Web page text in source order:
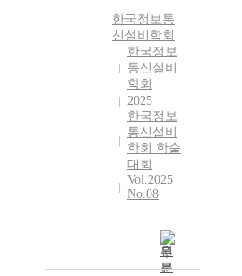
한국정보통
신설비학회
한국정보
통신설비
학회
2025
한국정보
통신설비
학회 학술
대회
Vol.2025
No.08
원
문